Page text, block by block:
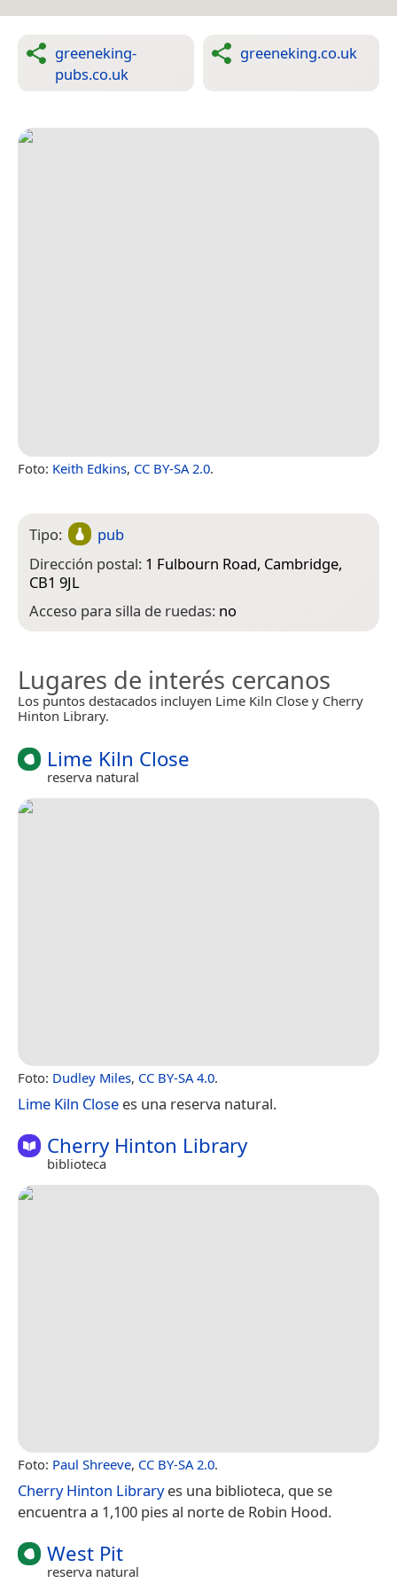
greeneking-
pubs.co.uk
greeneking.co.uk
Foto: Keith Edkins, CC BY-SA 2.0.
Tipo:
pub
Dirección postal: 1 Fulbourn Road, Cambridge,
CB1 9JL
Acceso para silla de ruedas: no
Lugares de interés cercanos
Los puntos destacados incluyen Lime Kiln Close y Cherry
Hinton Library.
Lime Kiln Close
reserva natural
Foto: Dudley Miles, CC BY-SA 4.0.
Lime Kiln Close es una reserva natural.
Cherry Hinton Library
biblioteca
Foto: Paul Shreeve, CC BY-SA 2.0.
Cherry Hinton Libraryes una biblioteca, que se
encuentra a 1,100 pies al norte de Robin Hood.
West Pit
reserva natural